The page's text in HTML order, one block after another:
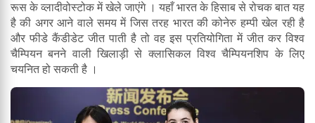
रूस के व्लादीवोस्टोक में खेले जाएंगे । यहाँ भारत के हिसाब से रोचक बात यह
है की अगर आने वाले समय में जिस तरह भारत की कोनेरु हम्पी खेल रही है
और फीडे कैंडीडेट जीत पाती है तो वह इस प्रतियोगिता में जीत कर विश्व
चैम्पियन बनने वाली खिलाड़ी से क्लासिकल विश्व चैम्पियनशिप के लिए
चयनित हो सकती है ।